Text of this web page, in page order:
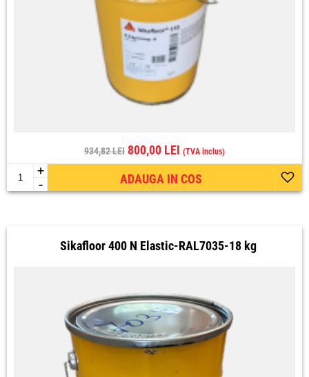
934,82 LEI 800,00 LEI (TVA inclus)
+
- ADAUGA IN COS
Sikafloor 400 N Elastic-RAL7035-18 kg